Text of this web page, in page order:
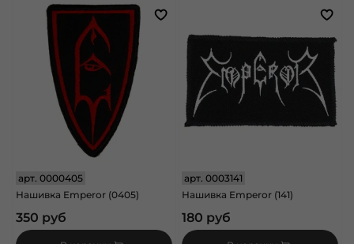
арт. 0000405
Нашивка Emperor (0405)
350 руб
арт.0003141
Нашивка Emperor (141)
180 руб